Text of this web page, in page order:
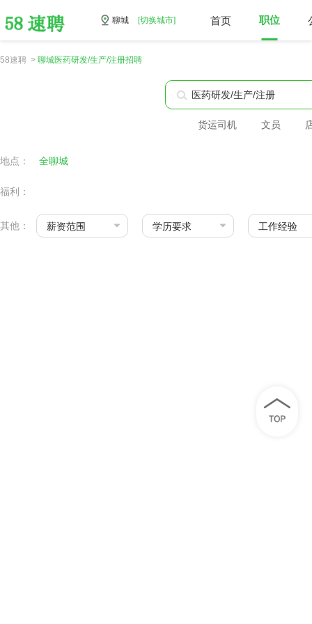
聊城 [切换城市] 首页 职位
58速聘 > 聊城医药研发/生产/注册招聘
货运司机 文员
地点： 全聊城
福利：
其他： 薪资范围 学历要求 工作经验